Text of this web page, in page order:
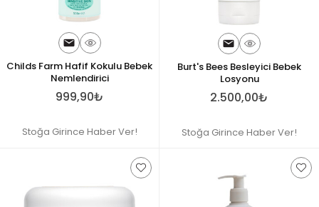
Childs Farm Hafif Kokulu Bebek
Nemlendirici
999,90₺
Stoğa Girince Haber Ver!
Burt's Bees Besleyici Bebek
Losyonu
2.500,00₺
Stoğa Girince Haber Ver!